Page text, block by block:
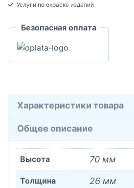
Услуги по окраске изделий
Безопасная оплата
Характеристики товара
Общее описание
Высота 70 мм
Толщина 26 мм